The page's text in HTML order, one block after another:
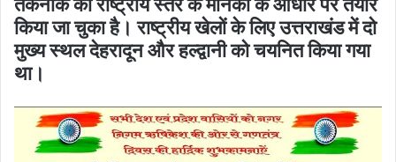
तकनीक को राष्ट्रीय स्तर के मानकों के आधार पर तैयार
किया जा चुका है। राष्ट्रीय खेलों के लिए उत्तराखंड में दो
मुख्य स्थल देहरादून और हल्द्वानी को चयनित किया गया
था।